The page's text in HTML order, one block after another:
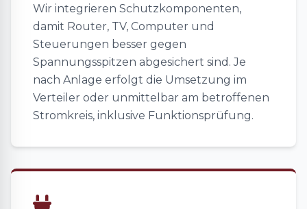
Wir integrieren Schutzkomponenten,
damit Router, TV, Computer und
Steuerungen besser gegen
Spannungsspitzen abgesichert sind. Je
nach Anlage erfolgt die Umsetzung im
Verteiler oder unmittelbar am betroffenen
Stromkreis, inklusive Funktionsprüfung.